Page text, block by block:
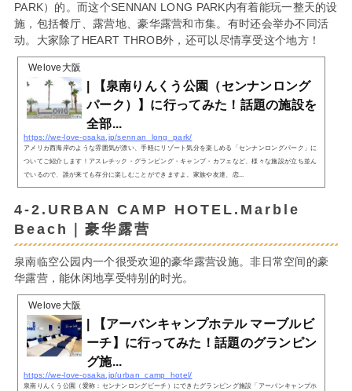
PARK）的。而这个SENNAN LONG PARK内有着能玩一整天的设
施，包括餐厅、露营地、豪华露营和市集。有时还会举办不同活
动。大家除了HEART THROB外，还可以尽情享受这个地方！
Welove大阪
| 【泉南りんくう公園（センナンロング
パーク）】に行ってみた！話題の施設を
全部...
https://we-love-osaka.jp/sennan_long_park/
アメリカ西海岸のような雰囲気が漂い、手軽にリゾート気分を楽しめる「センナンロングパーク」に
ついてご紹介します！アスレチック・グランピング・キャンプ・カフェなど、様々な施設が立ち並ん
でいるので、誰が来ても存分に楽しむことができますよ。家族や友達、恋...
4-2.URBAN CAMP HOTEL.Marble
Beach｜豪华露营
泉南临空公园内一个很受欢迎的豪华露营设施。非日常空间的豪
华露营，能休闲地享受特别的时光。
Welove大阪
| 【アーバンキャンプホテル マーブルビ
ーチ】に行ってみた！話題のグランピン
グ施...
https://we-love-osaka.jp/urban_camp_hotel/
泉南りんくう公園（愛称：センナンロングビーチ）にできたグランピング施設「アーバンキャンプホ